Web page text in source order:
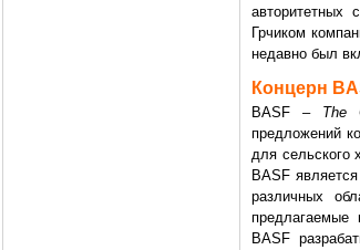
авторитетных
Грчиком
недавно был
Концерн
BASF – The
предложений
для сельского
BASF
различных
предлагаемые
BASF